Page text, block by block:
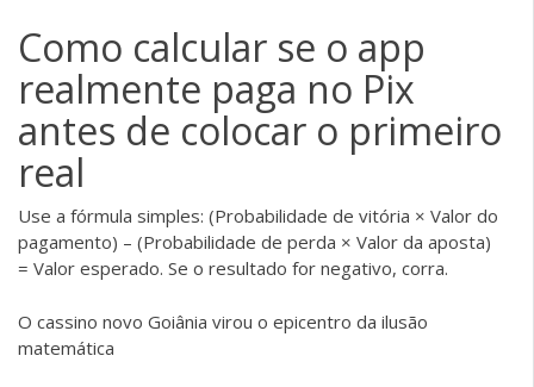
Como calcular se o app
realmente paga no Pix
antes de colocar o primeiro
real
Use a fórmula simples: (Probabilidade de vitória × Valor do
pagamento) – (Probabilidade de perda × Valor da aposta)
= Valor esperado. Se o resultado for negativo, corra.
O cassino novo Goiânia virou o epicentro da ilusão
matemática